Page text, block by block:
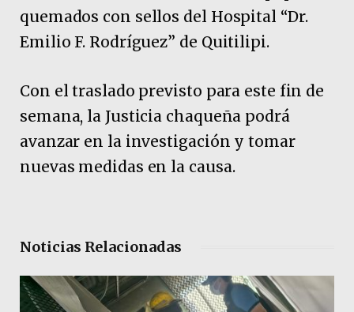
quemados con sellos del Hospital “Dr.
Emilio F. Rodríguez” de Quitilipi.
Con el traslado previsto para este fin de
semana, la Justicia chaqueña podrá
avanzar en la investigación y tomar
nuevas medidas en la causa.
Noticias Relacionadas